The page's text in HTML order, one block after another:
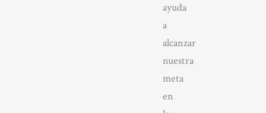
ayuda
a
alcanzar
nuestra
meta
en